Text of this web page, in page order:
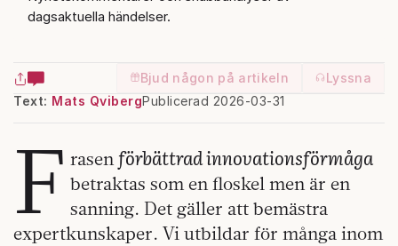
dagsaktuella händelser.
Bjud någon på artikeln
Lyssna
Text: Mats QvibergPublicerad 2026-03-31
F rasenförbättrad innovationsförmåga
betraktas som en floskel men är en
sanning. Det gäller att bemästra
expertkunskaper. Vi utbildar för många inom